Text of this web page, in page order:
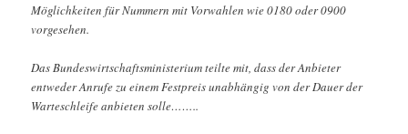
Möglichkeiten für Nummern mit Vorwahlen wie 0180 oder 0900
vorgesehen.
Das Bundeswirtschaftsministerium teilte mit, dass der Anbieter
entweder Anrufe zu einem Festpreis unabhängig von der Dauer der
Warteschleife anbieten solle……..